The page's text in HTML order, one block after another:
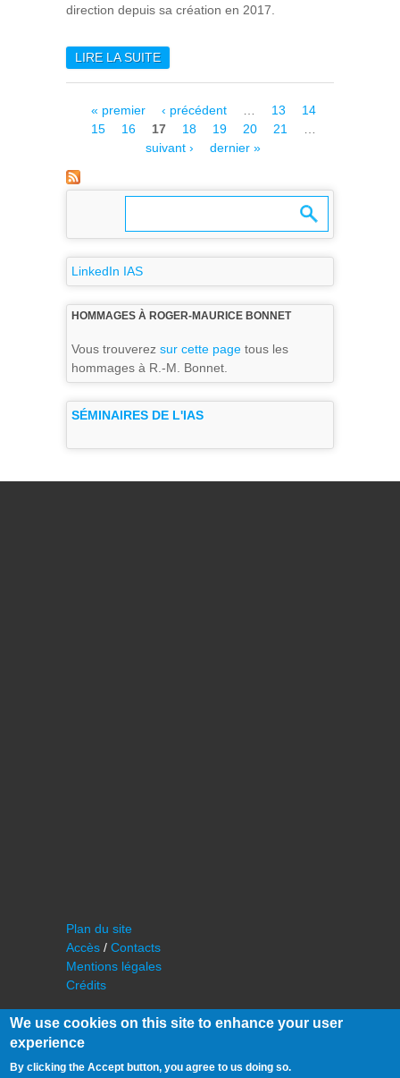
direction depuis sa création en 2017.
LIRE LA SUITEDE PARADISE : UNE
RECHERCHE
Pages
« premier ‹ précédent … 13
14
15
16 17 18 19 20 21
…
suivant ›
dernier »
LinkedIn IAS
HOMMAGES À ROGER-MAURICE BONNET
Vous trouverez sur cette page tous les
hommages à R.-M. Bonnet.
SÉMINAIRES DE L'IAS
Plan du site
Accès / Contacts
Mentions légales
Crédits
We use cookies on this site to enhance your user
experience
By clicking the Accept button, you agree to us doing so.